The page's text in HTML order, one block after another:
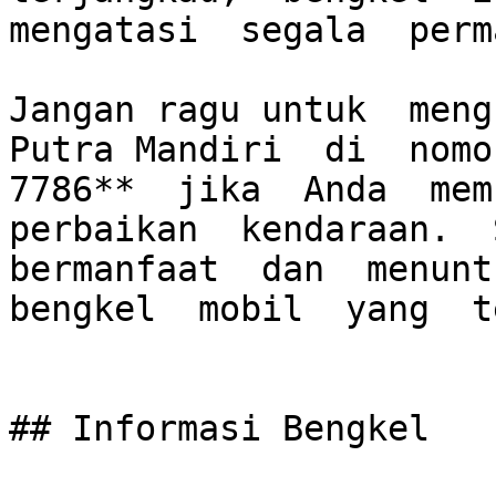
mengatasi  segala
Jangan ragu untuk
Putra Mandiri  di
7786**  jika  Anda
perbaikan
bermanfaat  dan
bengkel  mobil  yang
## Informasi Bengkel